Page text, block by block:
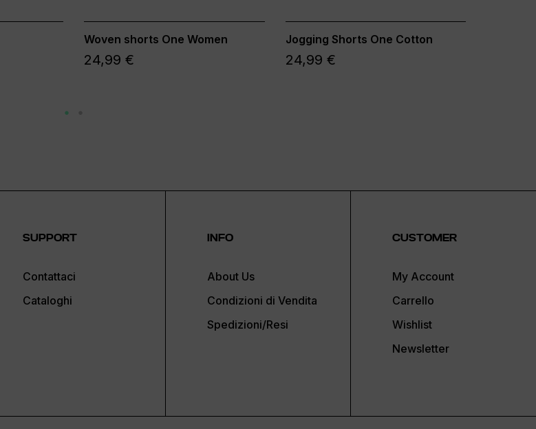
Woven shorts One Women
24,99 €
Jogging Shorts One Cotton
24,99 €
SUPPORT
Contattaci
Cataloghi
INFO
About Us
Condizioni di Vendita
Spedizioni/Resi
CUSTOMER
My Account
Carrello
Wishlist
Newsletter